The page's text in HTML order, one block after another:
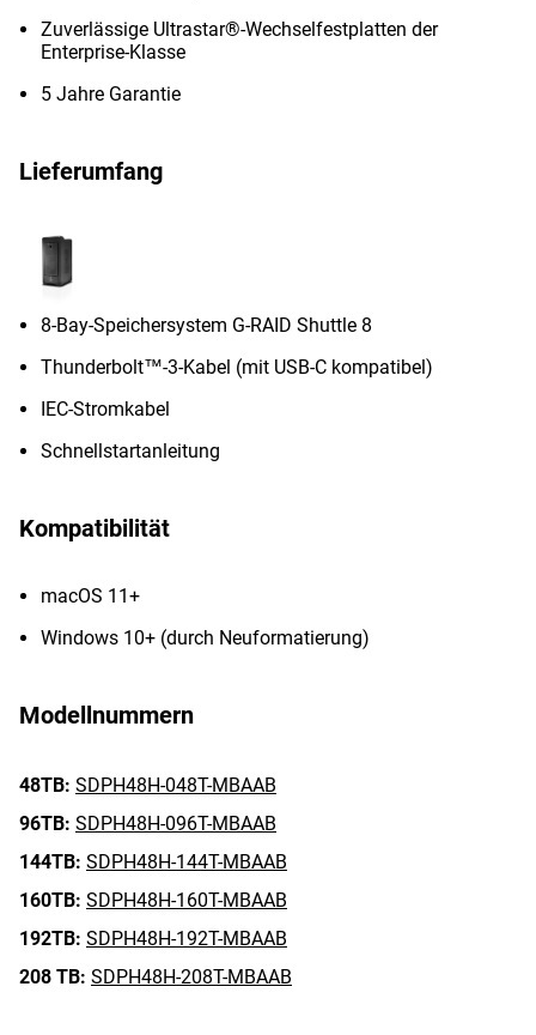
Zuverlässige Ultrastar®-Wechselfestplatten der
Enterprise-Klasse
5 Jahre Garantie
Lieferumfang
8-Bay-Speichersystem G-RAID Shuttle 8
Thunderbolt™-3-Kabel (mit USB-C kompatibel)
IEC-Stromkabel
Schnellstartanleitung
Kompatibilität
macOS 11+
Windows 10+ (durch Neuformatierung)
Modellnummern
48TB: SDPH48H-048T-MBAAB
96TB: SDPH48H-096T-MBAAB
144TB: SDPH48H-144T-MBAAB
160TB: SDPH48H-160T-MBAAB
192TB: SDPH48H-192T-MBAAB
208 TB: SDPH48H-208T-MBAAB